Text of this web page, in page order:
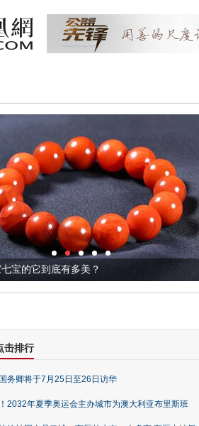
宝的它到底有多美？
击排行
务卿将于7月25日至26日访华
2032年夏季奥运会主办城市为澳大利亚布里斯班